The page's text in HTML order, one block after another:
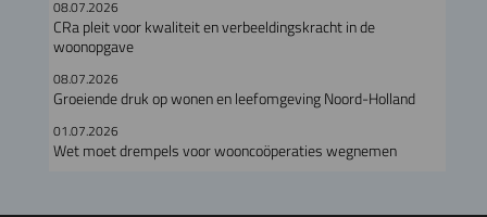
08.07.2026
CRa pleit voor kwaliteit en verbeeldingskracht in de
woonopgave
08.07.2026
Groeiende druk op wonen en leefomgeving Noord-Holland
01.07.2026
Wet moet drempels voor wooncoöperaties wegnemen